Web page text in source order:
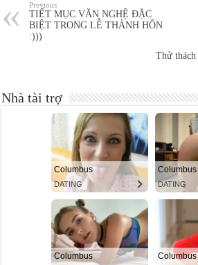
Previous
TIẾT MỤC VĂN NGHỆ ĐẶC
BIỆT TRONG LỄ THÀNH HÔN
:)))
Thử
Nhà tài trợ